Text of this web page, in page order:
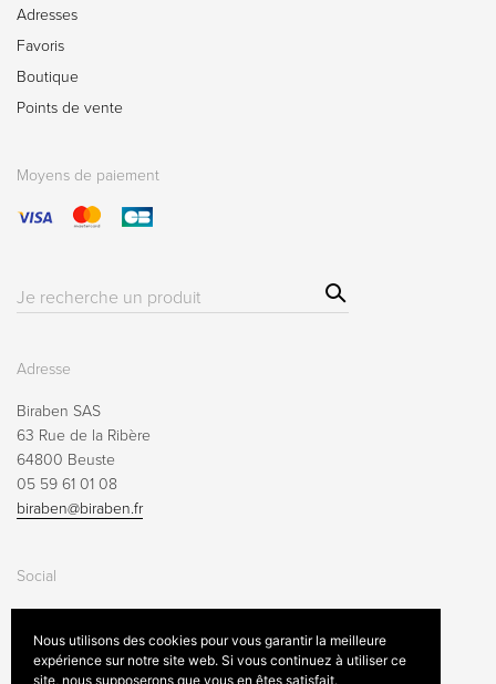
Adresses
Favoris
Boutique
Points de vente
Moyens de paiement
Résultat(s)
Sear
ch
Adresse
Biraben SAS
63 Rue de la Ribère
64800 Beuste
05 59 61 01 08
biraben@biraben.fr
Social
Nous utilisons des cookies pour vous garantir la meilleure
expérience sur notre site web. Si vous continuez à utiliser ce
site, nous supposerons que vous en êtes satisfait.